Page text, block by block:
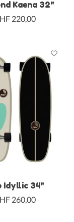
Kaena 32"
220,00
Idyllic 34"
260,00